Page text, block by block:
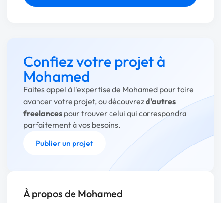
Confiez votre projet à
Mohamed
Faites appel à l'expertise de Mohamed pour faire
avancer votre projet, ou découvrezd'autres
freelances pour trouver celui qui correspondra
parfaitement à vos besoins.
Publier un projet
À propos de Mohamed